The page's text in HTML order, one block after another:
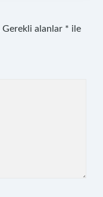
Gerekli alanlar * ile